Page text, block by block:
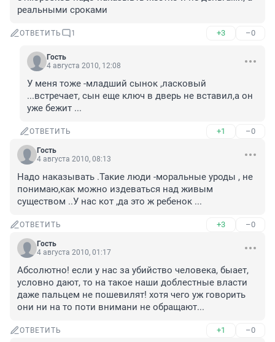
реальными сроками
ОТВЕТИТЬ 1 +3 –0
Гость
4 августа 2010, 12:08
У меня тоже -младший сынок ,ласковый
...встречает, сын еще ключ в дверь не вставил,а он
уже бежит ...
ОТВЕТИТЬ +1 –0
Гость
4 августа 2010, 08:13
Надо наказывать .Такие люди -моральные уроды , не
понимаю,как можно издеваться над живым
существом ..У нас кот ,да это ж ребенок ...
ОТВЕТИТЬ +3 –0
Гость
4 августа 2010, 01:17
Абсолютно! если у нас за убийство человека, быает,
условно дают, то на такое наши доблестные власти
даже пальцем не пошевилят! хотя чего уж говорить
они ни на то поти внимани не обращают...
ОТВЕТИТЬ +1 –0